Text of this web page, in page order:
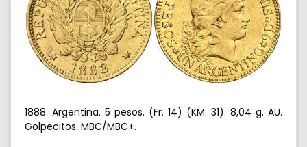
1888. Argentina. 5 pesos. (Fr. 14) (KM. 31). 8,04 g. AU.
Golpecitos. MBC/MBC+.